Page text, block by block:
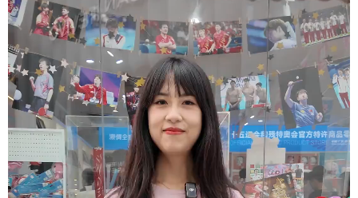
访谈 视频 政务
法律 中央文件 金融 汽车
食品 人居 信息化 数字经济
学术中国 乡村振兴 银龄 溯源中国
城市 旅游 能源 会展
彩票 娱乐 时尚 悦读